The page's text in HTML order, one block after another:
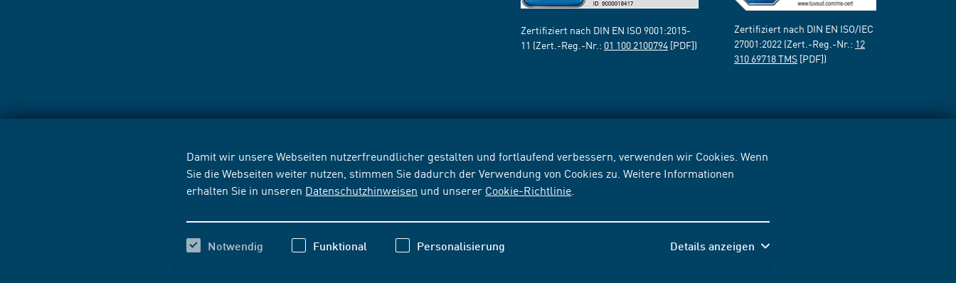
Damit wir unsere Webseiten nutzerfreundlicher gestalten und fortlaufend verbessern, verwenden wir Cookies. Wenn
Sie die Webseiten weiter nutzen, stimmen Sie dadurch der Verwendung von Cookies zu. Weitere Informationen
erhalten Sie in unseren Datenschutzhinweisen und unserer Cookie-Richtlinie
Notwendig Funktional Personalisierung Details anzeigen
Zertifiziert nach DIN EN ISO 9001:2015-
11 (Zert.-Reg.-Nr.: 01 100 2100794 [PDF])
Zertifiziert nach DIN EN ISO/IEC
27001:2022 (Zert.-Reg.-Nr.: 12
310 69718 TMS [PDF])